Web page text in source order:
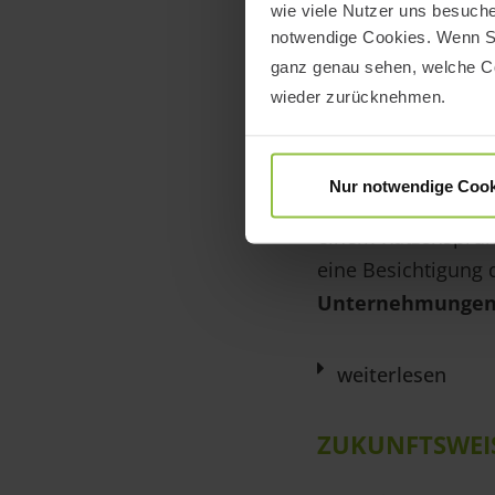
wie viele Nutzer uns
notwendige Cookies. Wenn
ganz genau sehen, welche
wieder zurücknehmen.
Nur notwendige
AUSZEIT IN
in Cochem.
einem
eine Besichtigung
Unternehmungen
weiterlesen